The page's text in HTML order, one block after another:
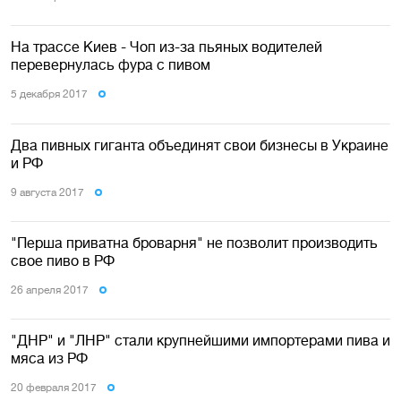
На трассе Киев - Чоп из-за пьяных водителей
перевернулась фура с пивом
5 декабря 2017
Два пивных гиганта объединят свои бизнесы в Украине
и РФ
9 августа 2017
"Перша приватна броварня" не позволит производить
свое пиво в РФ
26 апреля 2017
"ДНР" и "ЛНР" стали крупнейшими импортерами пива и
мяса из РФ
20 февраля 2017